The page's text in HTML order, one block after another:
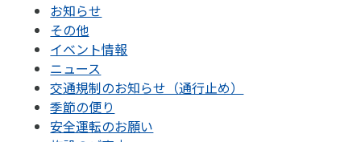
お知らせ
その他
イベント情報
ニュース
交通規制のお知らせ（通行止め）
季節の便り
安全運転のお願い